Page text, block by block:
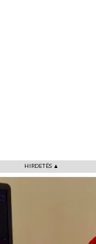
HIRDETÉS ▲